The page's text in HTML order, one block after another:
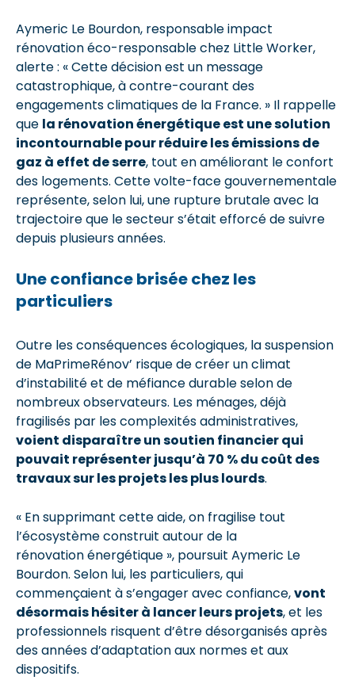
Aymeric Le Bourdon, responsable impact
rénovation éco-responsable chez Little Worker,
alerte : « Cette décision est un message
catastrophique, à contre-courant des
engagements climatiques de la France. » Il rappelle
que la rénovation énergétique est une solution
incontournable pour réduire les émissions de
gaz à effet de serre, tout en améliorant le confort
des logements. Cette volte-face gouvernementale
représente, selon lui, une rupture brutale avec la
trajectoire que le secteur s’était efforcé de suivre
depuis plusieurs années.
Une confiance brisée chez les
particuliers
Outre les conséquences écologiques, la suspension
de MaPrimeRénov’ risque de créer un climat
d’instabilité et de méfiance durable selon de
nombreux observateurs. Les ménages, déjà
fragilisés par les complexités administratives,
voient disparaître un soutien financier qui
pouvait représenter jusqu’à 70 % du coût des
travaux sur les projets les plus lourds.
« En supprimant cette aide, on fragilise tout
l’écosystème construit autour de la
rénovation énergétique », poursuit Aymeric Le
Bourdon. Selon lui, les particuliers, qui
commençaient à s’engager avec confiance,vont
désormais hésiter à lancer leurs projets, et les
professionnels risquent d’être désorganisés après
des années d’adaptation aux normes et aux
dispositifs.